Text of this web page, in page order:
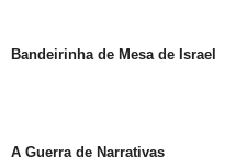
Bandeirinha de Mesa de Israel
A Guerra de Narrativas